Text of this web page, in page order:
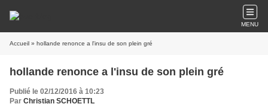
MENU
Accueil » hollande renonce a l'insu de son plein gré
hollande renonce a l'insu de son plein gré
Publié le 02/12/2016 à 10:23
Par Christian SCHOETTL